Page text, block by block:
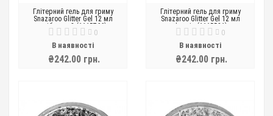
Глітерний гель для гриму
Snazaroo Glitter Gel 12 мл
сріблястий (1115766)
0
В наявності
₴242.00 грн.
Глітерний гель для гриму
Snazaroo Glitter Gel 12 мл
фуксія (1115581)
0
В наявності
₴242.00 грн.